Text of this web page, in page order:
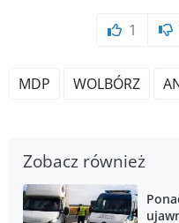
1
MDP WOLBÓRZ
Zobacz również